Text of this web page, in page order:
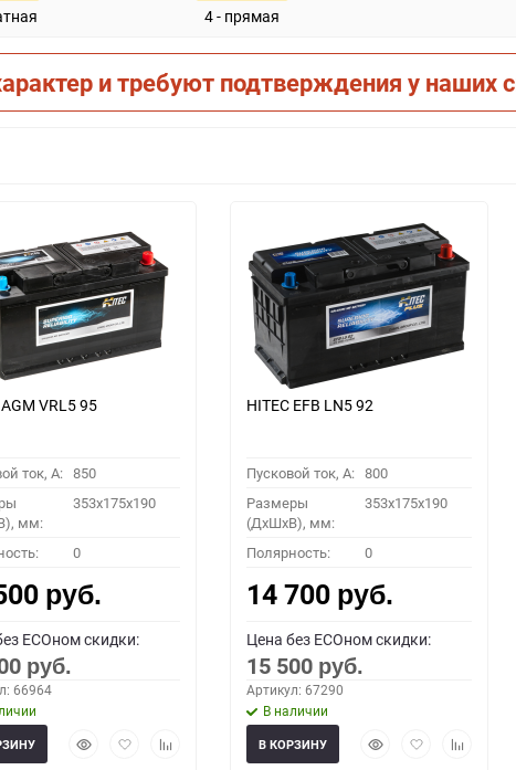
4 - прямая
и требуют подтверждения у наших
VRL5 95
ток, A: 850
мм:
353x175x190
0
руб.
ECOном скидки:
руб.
66964
БыстрыйДобавитьДобавить
HITEC EFB LN5 92
Пусковой ток, A: 800
Размеры
(ДхШхВ), мм:
353x175x190
Полярность: 0
14 700 руб.
Цена без ECOном скидки:
15 500 руб.
Артикул: 67290
В наличии
БыстрыйДобавитьДобавить
В КОРЗИНУ